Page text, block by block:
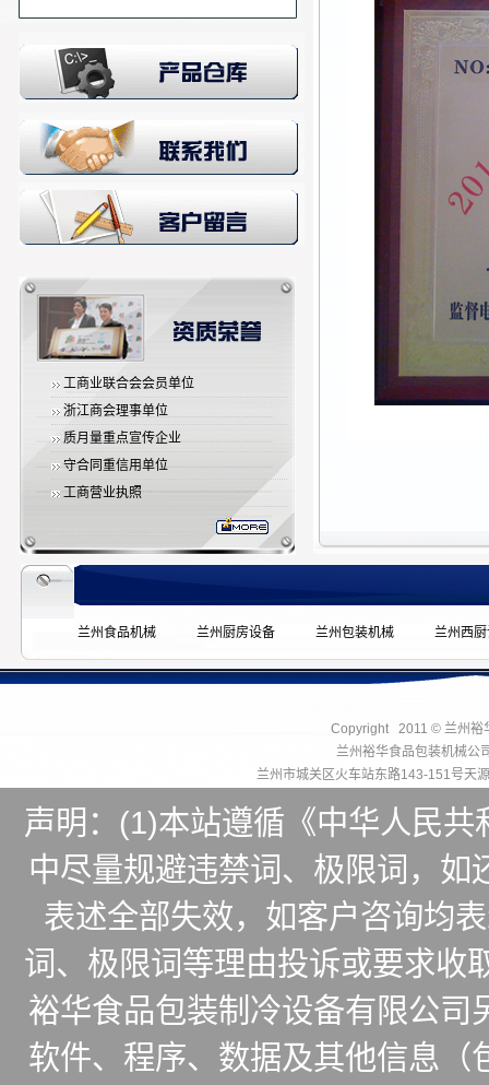
工商业联合会会员单位
浙江商会理事单位
质月量重点宣传企业
守合同重信用单位
工商营业执照
兰州食品机械 兰州厨房设备 兰州包装机械 兰州西
Copyright 2011 © 兰州裕
兰州裕华食品包装机械公
兰州市城关区火车站东路143-151号
声明：(1)本站遵循《中华人民
中尽量规避违禁词、极限词，
表述全部失效，如客户咨询均
词、极限词等理由投诉或要求收
裕华食品包装制冷设备有限公
软件、程序、数据及其他信息